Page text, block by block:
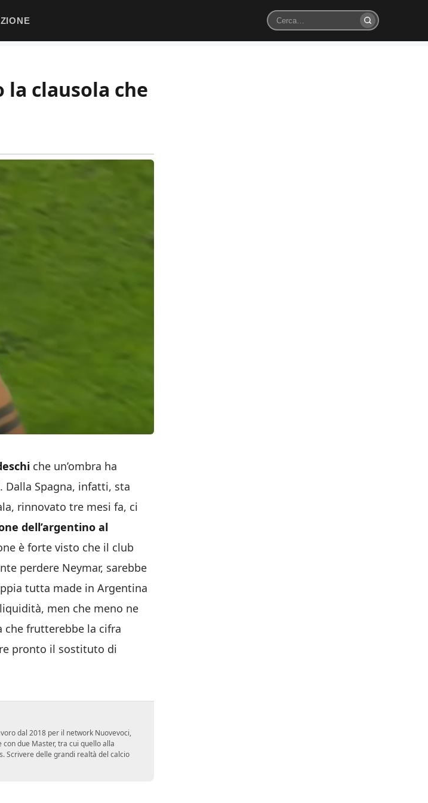
Cerca
la clausola che
che un’ombra ha
Spagna, infatti, sta
rinnovato tre mesi fa, ci
dell’argentino al
è forte visto che il club
perdere Neymar, sarebbe
tutta made in Argentina
men che meno ne
che frutterebbe la cifra
pronto il sostituto di
dal 2018 per il network Nuovevoci,
due Master, tra cui quello alla
Scrivere delle grandi realtà del calcio